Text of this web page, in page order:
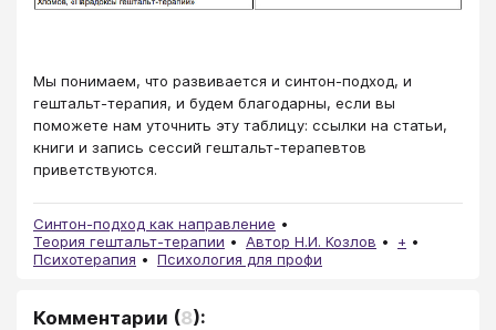
​​​​​​​​​​​Мы понимаем, что развивается и синтон-подход, и
гештальт-терапия, и будем благодарны, если вы
поможете нам уточнить эту таблицу: ссылки на статьи,
книги и запись сессий гештальт-терапевтов
приветствуются.
Синтон-подход как направление
Теория гештальт-терапии
Автор Н.И. Козлов
+
Психотерапия
Психология для профи
Комментарии (8):